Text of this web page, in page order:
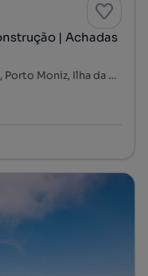
| Achadas
Caminho da Terça, Achadas da Cruz, Porto Moniz, Ilha da Madeira